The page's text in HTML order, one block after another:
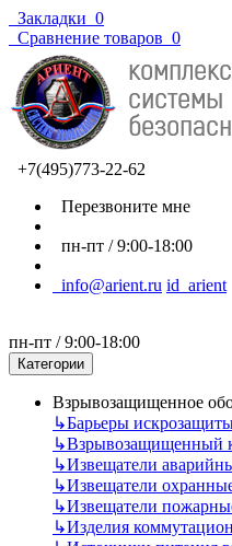
Закладки 0
Сравнение товаров 0
+7(495)773-22-62
Перезвоните мне
пн-пт / 9:00-18:00
info@arient.ru id_arient
пн-пт / 9:00-18:00
Категории
Взрывозащищенное
↳Барьеры
↳Взрывозащищенный
↳Извещатели
↳Извещатели
↳Извещатели
↳Изделия